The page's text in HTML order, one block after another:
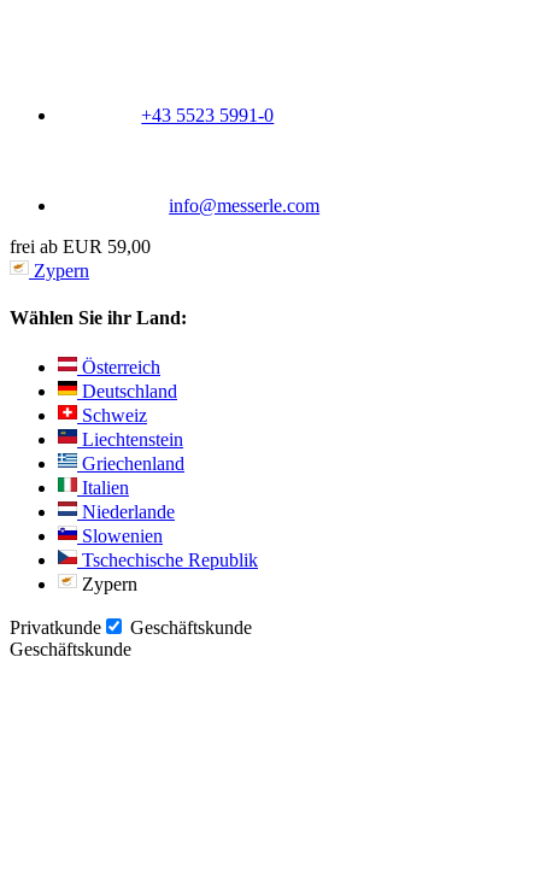
+43 5523 5991-0
info@messerle.com
frei ab EUR 59,00
Zypern
Wählen Sie ihr Land:
Österreich
Deutschland
Schweiz
Liechtenstein
Griechenland
Italien
Niederlande
Slowenien
Tschechische Republik
Zypern
Privatkunde
Geschäftskunde
Geschäftskunde